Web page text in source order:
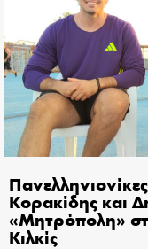
Κορακίδης και
«Μητρόπολη»
Κιλκίς